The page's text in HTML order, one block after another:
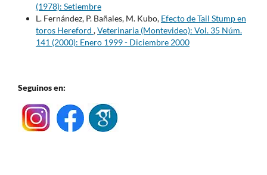
(1978): Setiembre
L. Fernández, P. Bañales, M. Kubo, Efecto de Tail Stump en
toros Hereford ,Veterinaria (Montevideo): Vol. 35 Núm.
141 (2000): Enero 1999 - Diciembre 2000
Seguinos en: